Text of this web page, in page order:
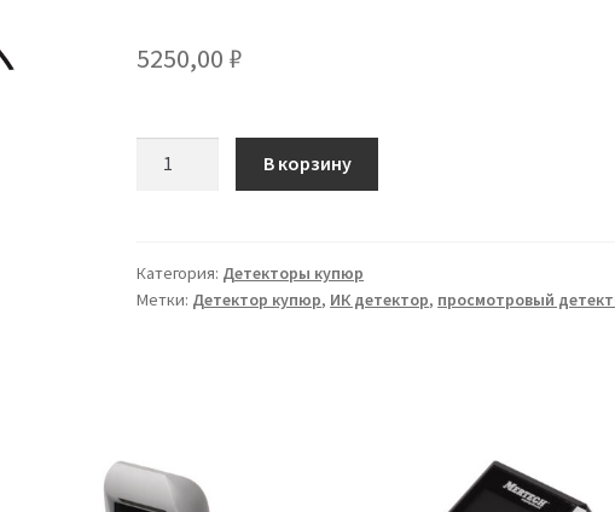
5250,00₽
ИК
диапазона
В корзину
Категория: Детекторы купюр
Метки: Детектор купюр, ИК детектор, просмотровый